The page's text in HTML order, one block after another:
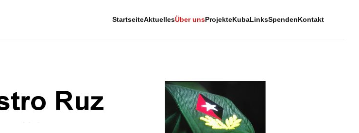
StartseiteAktuellesÜber unsProjekteKubaLinksSpendenKontakt